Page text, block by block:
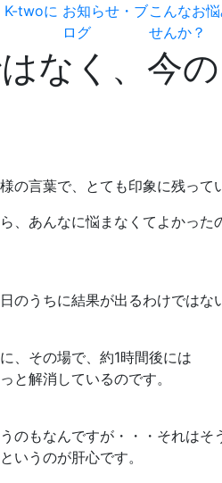
twoに お知らせ・ブ
ログ
こんなお
せんか？
なく、今
の言葉で、とても印象に残って
、あんなに悩まなくてよかっ
のうちに結果が出るわけではな
、その場で、約1時間後には
と解消しているのです。
のもなんですが・・・それはそ
いうのが肝心です。